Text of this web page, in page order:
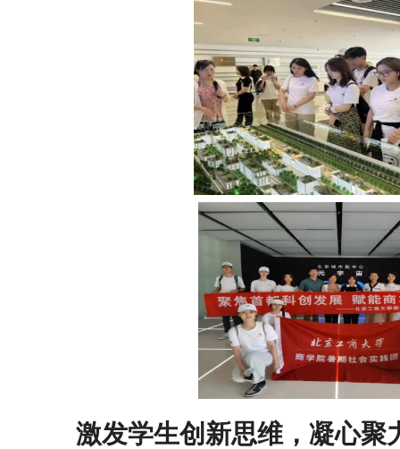
激发学生创新思维，凝心聚